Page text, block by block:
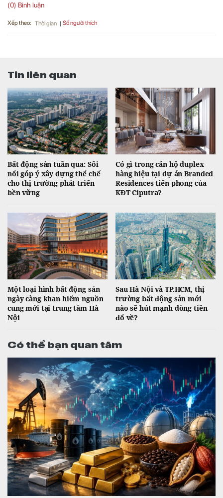
(0) Bình luận
Xếp theo: Thời gian Số người thích
Tin liên quan
Bất động sản tuần qua: Sôi
nổi góp ý xây dựng thể chế
cho thị trường phát triển
bền vững
Có gì trong căn hộ duplex
hàng hiệu tại dự án Branded
Residences tiên phong của
KĐT Ciputra?
Một loại hình bất động sản
ngày càng khan hiếm nguồn
cung mới tại trung tâm Hà
Nội
Sau Hà Nội và TP.HCM, thị
trường bất động sản mới
nào sẽ hút mạnh dòng tiền
đổ về?
Có thể bạn quan tâm